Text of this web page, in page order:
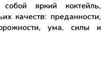
яркий коктейль,
качеств: преданности,
ума, силы и